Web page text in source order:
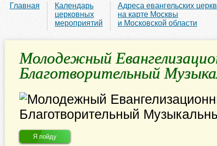
Главная
Календарь
церковных
мероприятий
Адреса евангельских
на карте Москвы
и Московской области
Молодежный
Благотворительный
Я пойду